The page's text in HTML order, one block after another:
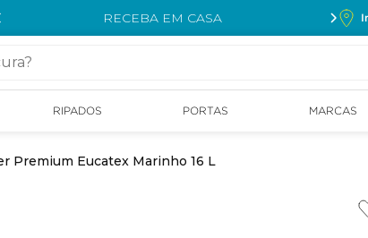
RECEBA EM CASA
RIPADOS PORTAS MARCAS
Premium Eucatex Marinho 16 L